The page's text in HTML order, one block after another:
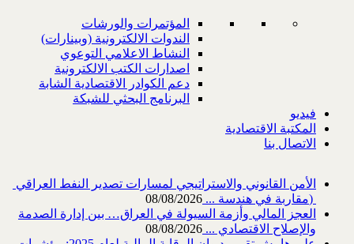
المؤتمرات والورشات
الندوات الالكترونية (وبينارات)
النشاط الاعلامي التوعوي
اصدارات الكتب الالكترونية
دعم الكوادر الاقتصادية الشابة
البرنامج البحثي للشبكة
فيديو
المكتبة الاقتصادية
الاتصال بنا
‎) ‎مقاربة في هندسة ...
08/08/2026
العجز المالي وأزمة السيولة في العراق… بين إدارة الصدمة
والإصلاح الاقتصادي ... 08/08/2026